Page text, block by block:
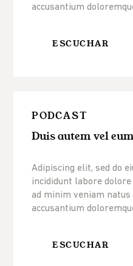
accusantium
ESCUCHAR
PODCAST
Duis autem vel
Adipiscing elit, sed do
incididunt labore
ad minim veniam
accusantium
ESCUCHAR